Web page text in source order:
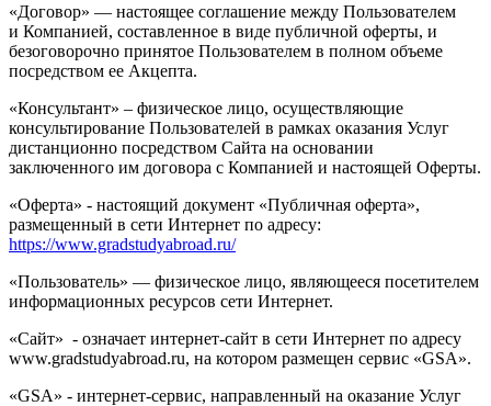
«Договор» — настоящее соглашение между Пользователем
и Компанией, составленное в виде публичной оферты, и
безоговорочно принятое Пользователем в полном объеме
посредством ее Акцепта.
«Консультант» – физическое лицо, осуществляющие
консультирование Пользователей в рамках оказания Услуг
дистанционно посредством Сайта на основании
заключенного им договора с Компанией и настоящей Оферты.
«Оферта» - настоящий документ «Публичная оферта»,
размещенный в сети Интернет по адресу:
https://www.gradstudyabroad.ru/
«Пользователь» — физическое лицо, являющееся посетителем
информационных ресурсов сети Интернет.
«Сайт» - означает интернет-сайт в сети Интернет по адресу
www.gradstudyabroad.ru, на котором размещен сервис «GSA».
«GSA» - интернет-сервис, направленный на оказание Услуг